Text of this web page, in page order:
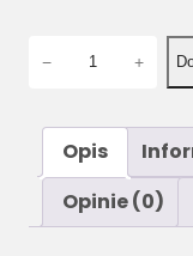
J
− +
Opis
Opinie (0)